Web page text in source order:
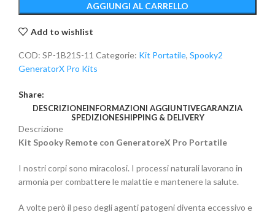
AGGIUNGI AL CARRELLO
Add to wishlist
COD: SP-1B21S-11 Categorie: Kit Portatile, Spooky2
GeneratorX Pro Kits
Share:
DESCRIZIONEINFORMAZIONI AGGIUNTIVEGARANZIA
SPEDIZIONESHIPPING & DELIVERY
Descrizione
Kit Spooky Remote con GeneratoreX Pro Portatile
I nostri corpi sono miracolosi. I processi naturali lavorano in
armonia per combattere le malattie e mantenere la salute.
A volte però il peso degli agenti patogeni diventa eccessivo e